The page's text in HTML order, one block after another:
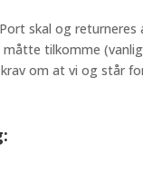
skal og
tilkomme
om at vi og står